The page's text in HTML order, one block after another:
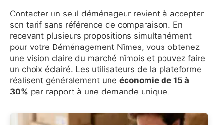
Contacter un seul déménageur revient à accepter
son tarif sans référence de comparaison. En
recevant plusieurs propositions simultanément
pour votre Déménagement Nîmes, vous obtenez
une vision claire du marché nîmois et pouvez faire
un choix éclairé. Les utilisateurs de la plateforme
réalisent généralement une économie de 15 à
30% par rapport à une demande unique.